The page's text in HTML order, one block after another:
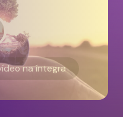
na íntegra